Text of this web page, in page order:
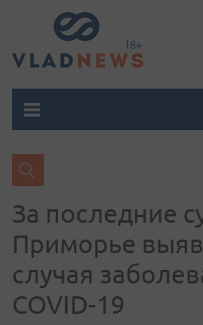
За последние
Приморье
случая
COVID-19